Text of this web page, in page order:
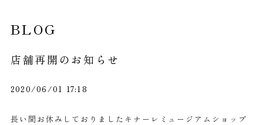
BLOG
店舗再開のお知らせ
2020/06/01 17:18
長い間お休みしておりましたキナーレミュージアムショップ